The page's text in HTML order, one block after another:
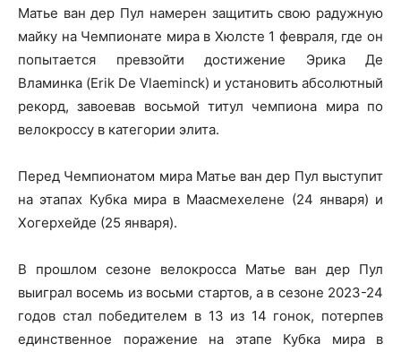
Матье ван дер Пул намерен защитить свою радужную
майку на Чемпионате мира в Хюлсте 1 февраля, где он
попытается превзойти достижение Эрика Де
Вламинка (Erik De Vlaeminck) и установить абсолютный
рекорд, завоевав восьмой титул чемпиона мира по
велокроссу в категории элита.
Перед Чемпионатом мира Матье ван дер Пул выступит
на этапах Кубка мира в Маасмехелене (24 января) и
Хогерхейде (25 января).
В прошлом сезоне велокросса Матье ван дер Пул
выиграл восемь из восьми стартов, а в сезоне 2023-24
годов стал победителем в 13 из 14 гонок, потерпев
единственное поражение на этапе Кубка мира в